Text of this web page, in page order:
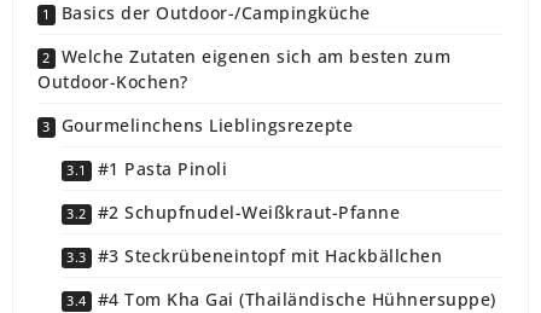
Basics der Outdoor-/Campingküche
Welche Zutaten eigenen sich am besten zum
Outdoor-Kochen?
Gourmelinchens Lieblingsrezepte
#1 Pasta Pinoli
#2 Schupfnudel-Weißkraut-Pfanne
#3 Steckrübeneintopf mit Hackbällchen
#4 Tom Kha Gai (Thailändische Hühnersuppe)